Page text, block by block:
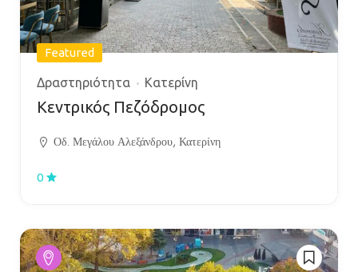
Featured
Δραστηριότητα Κατερίνη
Κεντρικός Πεζόδρομος
Οδ. Μεγάλου Αλεξάνδρου, Κατερίνη
0